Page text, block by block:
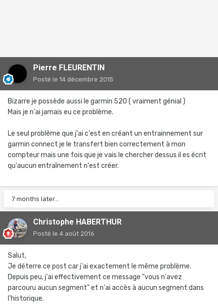
Pierre FLEURENTIN
Posté le 14 décembre 2015
Bizarre je possède aussi le garmin 520 ( vraiment génial )
Mais je n'ai jamais eu ce problème.
Le seul problème que j'ai c'est en créant un entrainnement sur
garmin connect je le transfert bien correctement à mon
compteur mais une fois que je vais le chercher dessus il es écrit
qu'aucun entraînement n'est créer.
7 months later...
Christophe HABERTHUR
Posté le 4 août 2016
Salut,
Je déterre ce post car j'ai exactement le même problème.
Depuis peu, j'ai effectivement ce message "vous n'avez
parcouru aucun segment" et n'ai accès à aucun segment dans
l'historique.